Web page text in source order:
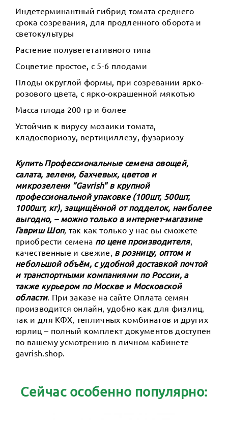
Индетерминантный гибрид томата среднего
срока созревания, для продленного оборота и
светокультуры
Растение полувегетативного типа
Соцветие простое, с 5-6 плодами
Плоды округлой формы, при созревании ярко-
розового цвета, с ярко-окрашенной мякотью
Масса плода 200 гр и более
Устойчив к вирусу мозаики томата,
кладоспориозу, вертициллезу, фузариозу
Купить Профессиональные семена овощей,
салата, зелени, бахчевых, цветов и
микрозелени ”Gavrish" в крупной
профессиональной упаковке (100шт, 500шт,
1000шт, кг), защищённой от подделок, наиболее
выгодно, – можно только в интернет-магазине
Гавриш Шоп, так как только у нас вы сможете
приобрести семена по цене производителя,
качественные и свежие, в розницу, оптом и
небольшой объём, с удобной доставкой почтой
и транспортными компаниями по России, а
также курьером по Москве и Московской
области. При заказе на сайте Оплата семян
производится онлайн, удобно как для физлиц,
так и для КФХ, тепличных комбинатов и других
юрлиц – полный комплект документов доступен
по вашему усмотрению в личном кабинете
gavrish.shop.
Сейчас особенно популярно: